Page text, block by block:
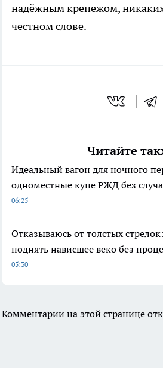
надёжным крепежом,
честном слове.
Читайте
Идеальный вагон для ночного
одноместные купе РЖД без
06:25
Отказываюсь от толстых
поднять нависшее веко без
05:30
Комментарии на этой странице